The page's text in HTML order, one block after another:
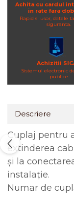
Achita cu cardul
in rate fara
Rapid si usor, datele
siguranta.
Achizitii
Sistemul electronic
publice
Descriere
Cuplaj pentru
extinderea
și la
instalație.
Numar de